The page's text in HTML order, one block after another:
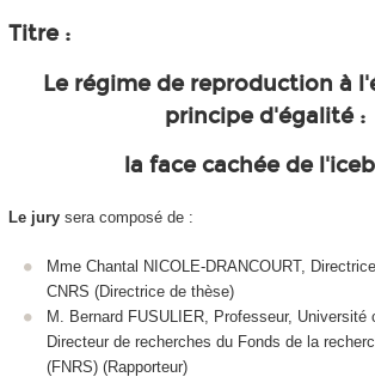
Titre :
Le régime de reproduction à
principe d'égalité :
la face cachée de
Le jurysera composé de :
Mme Chantal NICOLE-DRANCOURT,
CNRS (Directrice de thèse)
M. Bernard FUSULIER, Professeur, Université
Directeur de recherches du Fonds de la
(FNRS) (Rapporteur)